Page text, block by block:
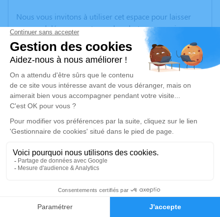
Faire-part Hommages
Nous vous invitons à utiliser cet espace pour laisser
vos condoléances, partager des photos souvenirs, une
anecdote ou exprimer vos pensées à travers des
poèmes ou des textes. Cet endroit est un lieu
d'expression dédié à honorer la mémoire de Gérard
BRIN.
Cérémonie religieuse
Église Saint Pierre de Chevanceaux
Le bourg
Je rends hommage